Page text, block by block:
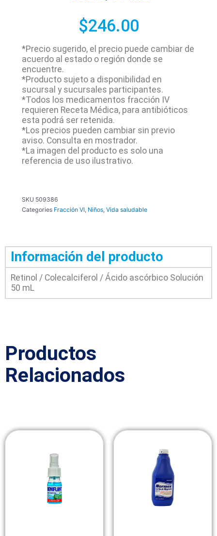
$246.00
*Precio sugerido, el precio puede cambiar de
acuerdo al estado o región donde se
encuentre.
*Producto sujeto a disponibilidad en
sucursal y sucursales participantes.
*Todos los medicamentos fracción IV
requieren Receta Médica, para antibióticos
esta podrá ser retenida.
*Los precios pueden cambiar sin previo
aviso. Consulta en mostrador.
*La imagen del producto es solo una
referencia de uso ilustrativo.
SKU 509386
Categories Fracción VI, Niños, Vida saludable
Información del producto
Retinol / Colecalciferol / Ácido ascórbico Solución
50 mL
Productos
Relacionados